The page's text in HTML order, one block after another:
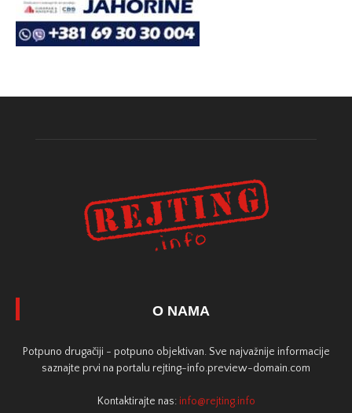
O NAMA
Potpuno drugačiji - potpuno objektivan. Sve najvažnije informacije
saznajte prvi na portalu rejting-info.preview-domain.com
Kontaktirajte nas: info@rejting.info